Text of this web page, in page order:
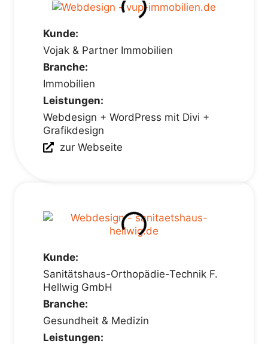
Kunde:
Vojak & Partner Immobilien
Branche:
Immobilien
Leistungen:
Webdesign + WordPress mit Divi +
Grafikdesign
zur Webseite
Kunde:
Sanitätshaus-Orthopädie-Technik F.
Hellwig GmbH
Branche:
Gesundheit & Medizin
Leistungen: